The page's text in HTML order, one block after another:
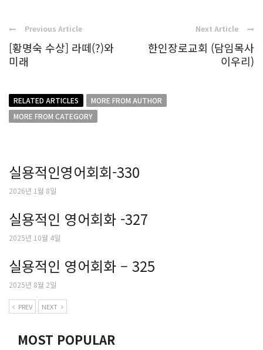
Previous Article
[황명숙 수상] 라떼(?)와
미래
Next Article
한인장로교회 (담임목사
이우리)
RELATED ARTICLES
MORE FROM AUTHOR
MORE FROM CATEGORY
실용적인영어회회-330
2026년 1월 8일
실용적인 영어회화 -327
2025년 10월 4일
실용적인 영어회화 – 325
2025년 8월 2일
PREV NEXT
MOST POPULAR